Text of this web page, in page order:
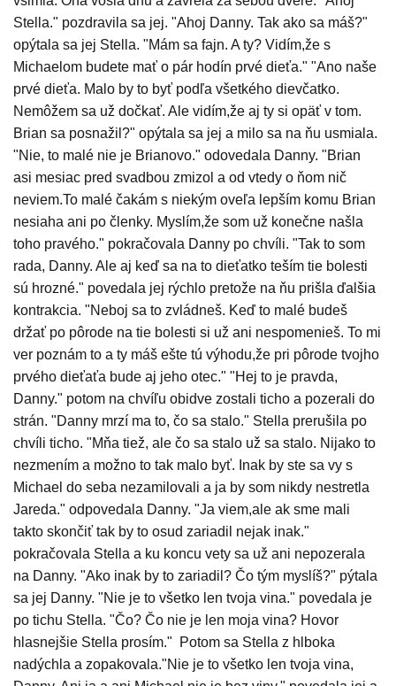
Stella." pozdravila sa jej. "Ahoj Danny. Tak ako sa máš?"
opýtala sa jej Stella. "Mám sa fajn. A ty? Vidím,že s
Michaelom budete mať o pár hodín prvé dieťa." "Ano naše
prvé dieťa. Malo by to byť podľa všetkého dievčatko.
Nemôžem sa už dočkať. Ale vidím,že aj ty si opäť v tom.
Brian sa posnažil?" opýtala sa jej a milo sa na ňu usmiala.
"Nie, to malé nie je Brianovo." odovedala Danny. "Brian
asi mesiac pred svadbou zmizol a od vtedy o ňom nič
neviem.To malé čakám s niekým oveľa lepším komu Brian
nesiaha ani po členky. Myslím,že som už konečne našla
toho pravého." pokračovala Danny po chvíli. "Tak to som
rada, Danny. Ale aj keď sa na to dieťatko teším tie bolesti
sú hrozné." povedala jej rýchlo pretože na ňu prišla ďalšia
kontrakcia. "Neboj sa to zvládneš. Keď to malé budeš
držať po pôrode na tie bolesti si už ani nespomenieš. To mi
ver poznám to a ty máš ešte tú výhodu,že pri pôrode tvojho
prvého dieťaťa bude aj jeho otec." "Hej to je pravda,
Danny." potom na chvíľu obidve zostali ticho a pozerali do
strán. "Danny mrzí ma to, čo sa stalo." Stella prerušila po
chvíli ticho. "Mňa tiež, ale čo sa stalo už sa stalo. Nijako to
nezmením a možno to tak malo byť. Inak by ste sa vy s
Michael do seba nezamilovali a ja by som nikdy nestretla
Jareda." odpovedala Danny. "Ja viem,ale ak sme mali
takto skončiť tak by to osud zariadil nejak inak."
pokračovala Stella a ku koncu vety sa už ani nepozerala
na Danny. "Ako inak by to zariadil? Čo tým myslíš?" pýtala
sa jej Danny. "Nie je to všetko len tvoja vina." povedala je
po tichu Stella. "Čo? Čo nie je len moja vina? Hovor
hlasnejšie Stella prosím." Potom sa Stella z hlboka
nadýchla a zopakovala."Nie je to všetko len tvoja vina,